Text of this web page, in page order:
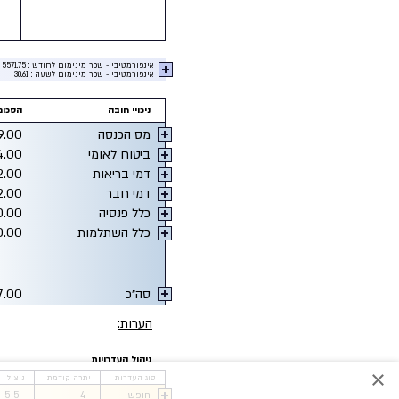
אינפורמטיבי - שכר מינימום לחודש : 5571.75
אינפורמטיבי - שכר מינימום לשעה : 30.61
ניכויי חובה
מס הכנסה
ביטוח לאומי
דמי בריאות
דמי חבר
כלל פנסיה
כלל השתלמות
סה״כ
הערות:
ניהול העדרויות
סוג העדרות יתרה קודמת ניצול
חופש 4
5.5
×